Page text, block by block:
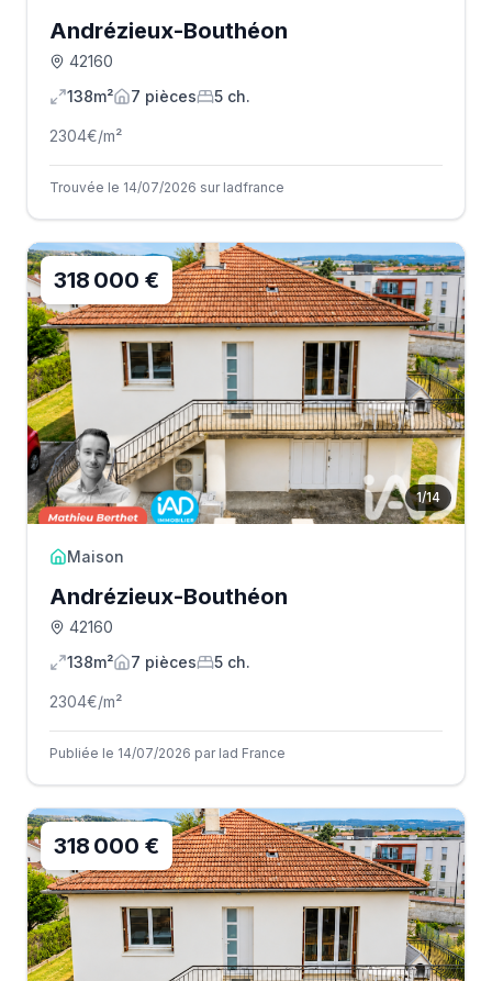
Andrézieux-Bouthéon
42160
138m²
7 pièces 5 ch.
2304€/m²
Trouvée le 14/07/2026 sur Iadfrance
1/14
318 000 €
Maison
Andrézieux-Bouthéon
42160
138m²
7 pièces 5 ch.
2304€/m²
Publiée le 14/07/2026 par Iad France
318 000 €